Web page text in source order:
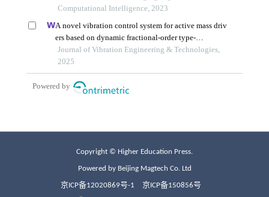
Copyright © Higher Education Press.
Powered by Beijing Magtech Co. Ltd
京ICP备12020869号-1 京ICP备150856号